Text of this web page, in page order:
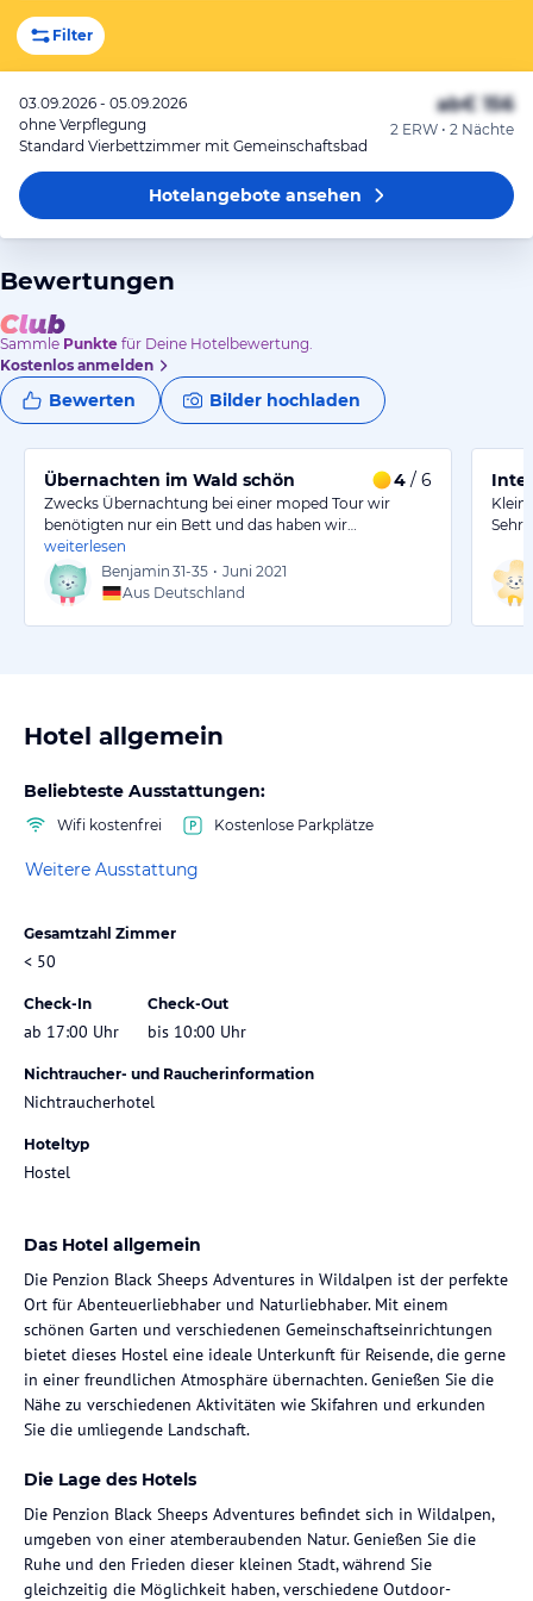
Filter
03.09.2026 - 05.09.2026
ohne Verpflegung
Standard Vierbettzimmer mit Gemeinschaftsbad
ab€ 156
2 ERW • 2 Nächte
Hotelangeboteansehen
Bewertungen
Sammle Punkte für Deine Hotelbewertung.
Kostenlos anmelden
Bewerten Bilder hochladen
Übernachten im Wald schön 4 / 6
Zwecks Übernachtung bei einer moped Tour wir
benötigten nur ein Bett und das haben wir…
weiterlesen
Benjamin 31-35 • Juni 2021
Aus Deutschland
Sehr
Hotel allgemein
Beliebteste Ausstattungen:
Wifi kostenfrei Kostenlose Parkplätze
Weitere Ausstattung
Gesamtzahl Zimmer
< 50
Check-In
ab 17:00 Uhr
Check-Out
bis 10:00 Uhr
Nichtraucher- und Raucherinformation
Nichtraucherhotel
Hoteltyp
Hostel
Das Hotel allgemein
Die Penzion Black Sheeps Adventures in Wildalpen ist der perfekte
Ort für Abenteuerliebhaber und Naturliebhaber. Mit einem
schönen Garten und verschiedenen Gemeinschaftseinrichtungen
bietet dieses Hostel eine ideale Unterkunft für Reisende, die gerne
in einer freundlichen Atmosphäre übernachten. Genießen Sie die
Nähe zu verschiedenen Aktivitäten wie Skifahren und erkunden
Sie die umliegende Landschaft.
Die Lage des Hotels
Die Penzion Black Sheeps Adventures befindet sich in Wildalpen,
umgeben von einer atemberaubenden Natur. Genießen Sie die
Ruhe und den Frieden dieser kleinen Stadt, während Sie
gleichzeitig die Möglichkeit haben, verschiedene Outdoor-